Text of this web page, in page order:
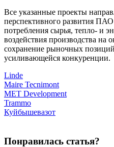
Все указанные проекты
перспективного развития
потребления сырья, тепло- и
воздействия производства
сохранение рыночных
усиливающейся конкуренции.
Linde
Maire Tecnimont
MET Development
Trammo
Куйбышевазот
Понравилась статья?